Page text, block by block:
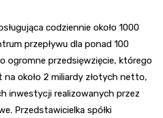
codziennie około 1000
przepływu dla ponad 100
ogromne przedsięwzięcie, którego
około 2 miliardy złotych netto,
inwestycji realizowanych przez
Przedstawicielka spółki